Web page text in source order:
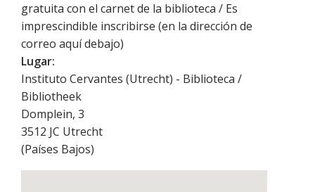
gratuita con el carnet de la biblioteca / Es
imprescindible inscribirse (en la dirección de
correo aquí debajo)
Lugar:
Instituto Cervantes (Utrecht) - Biblioteca /
Bibliotheek
Domplein, 3
3512 JC Utrecht
(Países Bajos)